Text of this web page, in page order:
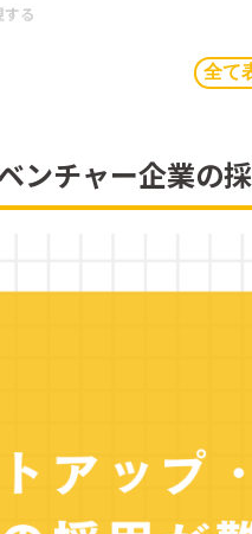
る
チャー企業が採用すべき人材
全て
ンチャー企業の